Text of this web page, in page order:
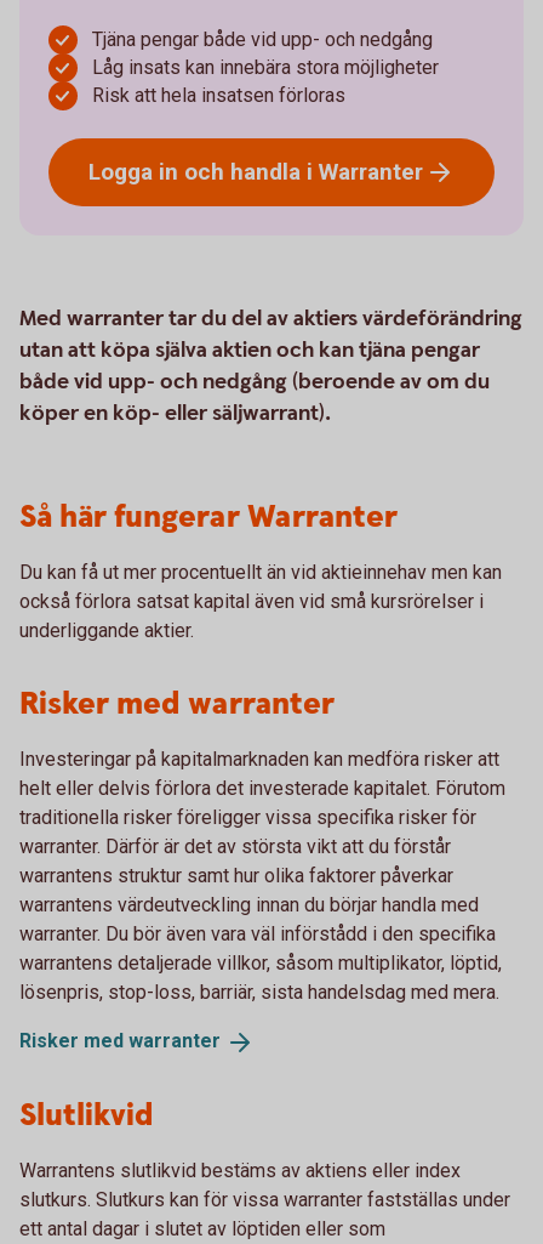
Tjäna pengar både vid upp- och nedgång
Låg insats kan innebära stora möjligheter
Risk att hela insatsen förloras
Logga in och handla i Warranter
Med warranter tar du del av aktiers värdeförändring
utan att köpa själva aktien och kan tjäna pengar
både vid upp- och nedgång (beroende av om du
köper en köp- eller säljwarrant).
Så här fungerar Warranter
Du kan få ut mer procentuellt än vid aktieinnehav men kan
också förlora satsat kapital även vid små kursrörelser i
underliggande aktier.
Risker med warranter
Investeringar på kapitalmarknaden kan medföra risker att
helt eller delvis förlora det investerade kapitalet. Förutom
traditionella risker föreligger vissa specifika risker för
warranter. Därför är det av största vikt att du förstår
warrantens struktur samt hur olika faktorer påverkar
warrantens värdeutveckling innan du börjar handla med
warranter. Du bör även vara väl införstådd i den specifika
warrantens detaljerade villkor, såsom multiplikator, löptid,
lösenpris, stop-loss, barriär, sista handelsdag med mera.
Risker med warranter
Slutlikvid
Warrantens slutlikvid bestäms av aktiens eller index
slutkurs. Slutkurs kan för vissa warranter fastställas under
ett antal dagar i slutet av löptiden eller som